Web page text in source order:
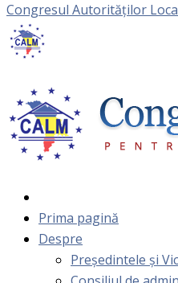
Congresul Autorităţilor
Prima pagină
Despre
Președintele și